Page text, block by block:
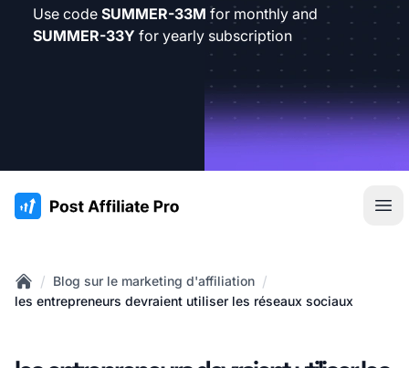
Use code SUMMER-33M for monthly and
SUMMER-33Y for yearly subscription
:site.title
Home
/ Blog sur le marketing d'affiliation /
les entrepreneurs devraient utiliser les réseaux sociaux